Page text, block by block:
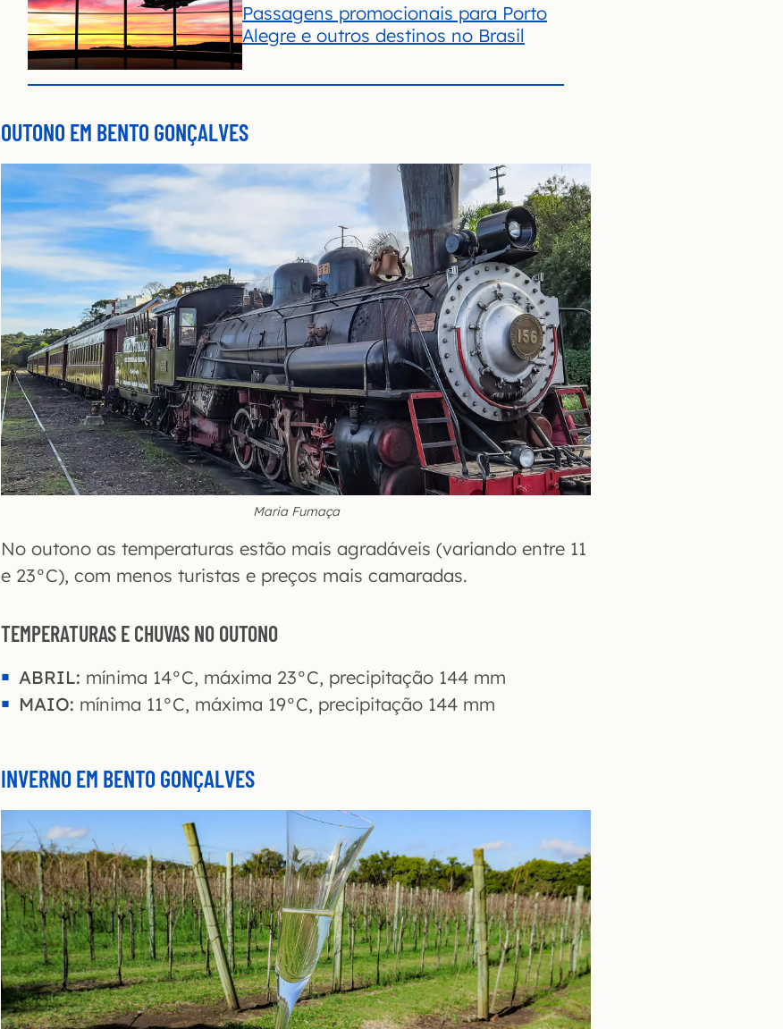
Passagens promocionais para Porto
Alegre e outros destinos no Brasil
OUTONO EM BENTO GONÇALVES
Maria Fumaça
No outono as temperaturas estão mais agradáveis (variando entre 11
e 23°C), com menos turistas e preços mais camaradas.
TEMPERATURAS E CHUVAS NO OUTONO
ABRIL: mínima 14°C, máxima 23°C, precipitação 144 mm
MAIO: mínima 11°C, máxima 19°C, precipitação 144 mm
INVERNO EM BENTO GONÇALVES